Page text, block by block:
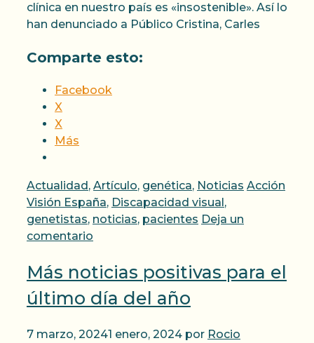
clínica en nuestro país es «insostenible». Así lo
han denunciado a Público Cristina, Carles
Comparte esto:
Facebook
X
X
Más
Categorías
Actualidad , Artículo, genética, Noticias Etiquetas
Acción
Visión España, Discapacidad visual ,
genetistas, noticias, pacientes Deja un
comentario
Más noticias positivas para el
último día del año
7 marzo, 20241 enero, 2024 por Rocio